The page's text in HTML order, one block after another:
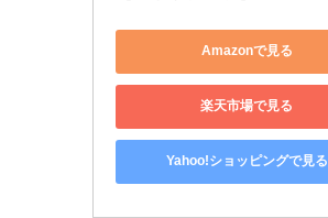
Amazonで見る
楽天市場で見る
Yahoo!ショッピングで見る